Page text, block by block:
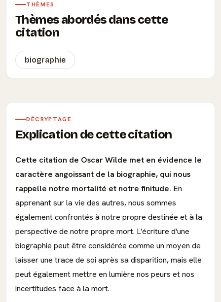
THÈMES
Thèmes abordés dans cette
citation
biographie
DÉCRYPTAGE
Explication de cette citation
Cette citation de Oscar Wilde met en évidence le
caractère angoissant de la biographie, qui nous
rappelle notre mortalité et notre finitude. En
apprenant sur la vie des autres, nous sommes
également confrontés à notre propre destinée et à la
perspective de notre propre mort. L'écriture d'une
biographie peut être considérée comme un moyen de
laisser une trace de soi après sa disparition, mais elle
peut également mettre en lumière nos peurs et nos
incertitudes face à la mort.